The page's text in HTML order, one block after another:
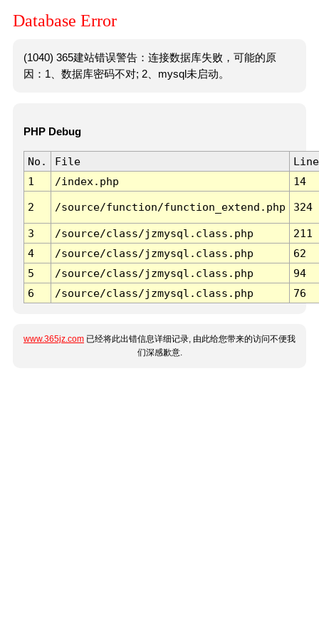
Database Error
(1040) 365建站错误警告：连接数据库失败，可能的原
因：1、数据库密码不对; 2、mysql未启动。
PHP Debug
No. File
Line
1
/index.php 14
2 /source/function/function_extend.php 324
3 /source/class/jzmysql.class.php
211
4
/source/class/jzmysql.class.php
62
5
/source/class/jzmysql.class.php
94
6
/source/class/jzmysql.class.php 76
www.365jz.com 已经将此出错信息详细记录, 由此给您带来的访问不便我
们深感歉意.